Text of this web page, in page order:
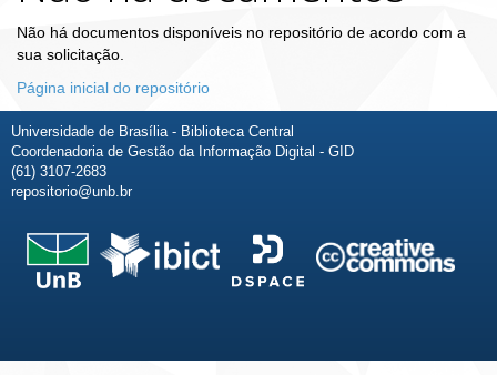
Não há documentos disponíveis no repositório de acordo com a
sua solicitação.
Página inicial do repositório
Universidade de Brasília - Biblioteca Central
Coordenadoria de Gestão da Informação Digital - GID
(61) 3107-2683
repositorio@unb.br